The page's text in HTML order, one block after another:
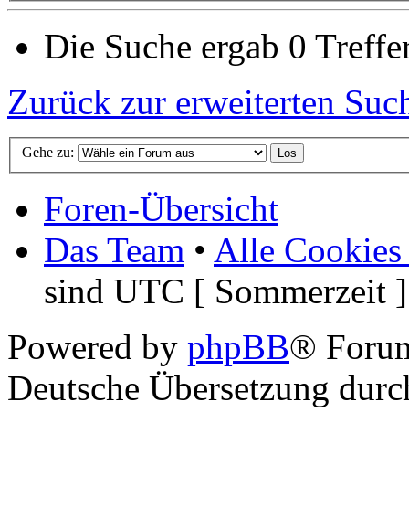
Die Suche ergab 0
Zurück zur erweiterten
Gehe zu:
Foren-Übersicht
Das Team • Alle Cookies
sind UTC [ Sommerzeit ]
Powered by phpBB®
Deutsche Übersetzung